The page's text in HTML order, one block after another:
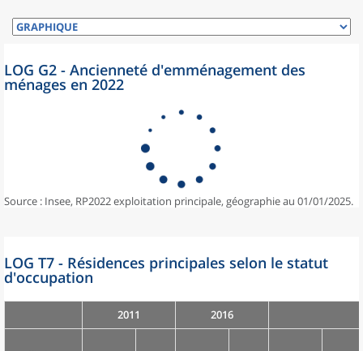
LOG G2 - Ancienneté d'emménagement des
ménages en 2022
Source : Insee, RP2022 exploitation principale, géographie au 01/01/2025.
LOG T7 - Résidences principales selon le statut
d'occupation
2011 2016